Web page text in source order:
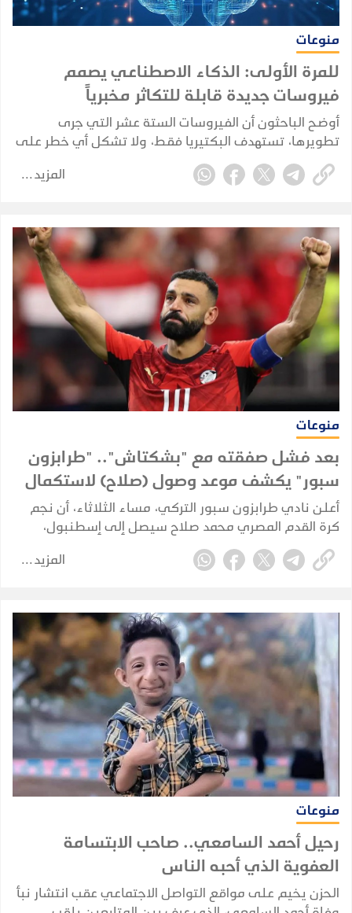
منوعات
للمرة الأولى: الذكاء الاصطناعي يصمم
فيروسات جديدة قابلة للتكاثر مخبرياً
أوضح الباحثون أن الفيروسات الستة عشر التي جرى
تطويرها، تستهدف البكتيريا فقط، ولا تشكل أي خطر على
صحة الإنسان.
المزيد
منوعات
بعد فشل صفقته مع "بشكتاش".. "طرابزون
سبور" يكشف موعد وصول (صلاح) لاستكمال
إجراءات انتقاله
أعلن نادي طرابزون سبور التركي، مساء الثلاثاء، أن نجم
كرة القدم المصري محمد صلاح سيصل إلى إسطنبول،
الأربعاء، لاستكمال إجراءات انتقاله إلى صفوف الفريق، بعد
إعلان بدء مفاوضات التعاقد معه.
المزيد
منوعات
رحيل أحمد السامعي.. صاحب الابتسامة
العفوية الذي أحبه الناس
الحزن يخيم على مواقع التواصل الاجتماعي عقب انتشار نبأ